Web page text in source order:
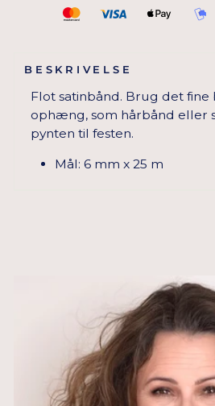
BESKRIVELSE
Flot satinbånd. Brug det fine
ophæng, som hårbånd eller
pynten til festen.
Mål: 6 mm x 25 m